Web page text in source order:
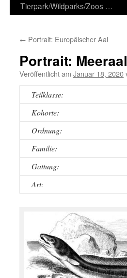
Tierpark/Wildparks/Zoos …
← Portrait: Europäischer Aal
Portrait: Meeraal
Veröffentlicht am Januar 18, 2020
Teilklasse:
Kohorte:
Ordnung:
Familie:
Gattung:
Art: